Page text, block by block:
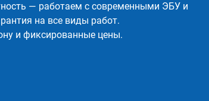
— работаем с современными ЭБУ и
на все виды работ.
и фиксированные цены.